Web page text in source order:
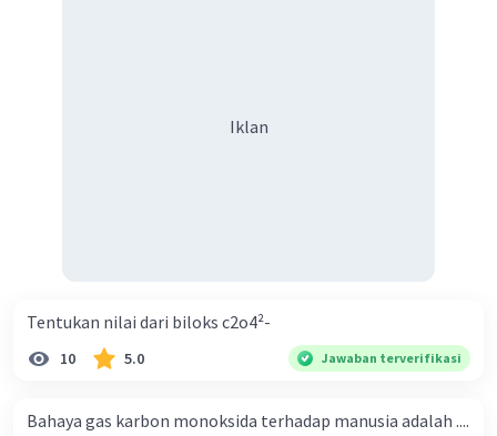
Iklan
Tentukan nilai dari biloks c2o4²-
10 5.0 Jawaban terverifikasi
Bahaya gas karbon monoksida terhadap manusia adalah ....